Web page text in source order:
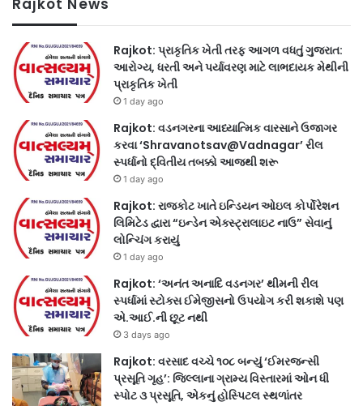
Rajkot News
Rajkot: પ્રાકૃતિક ખેતી તરફ આગળ વધતું ગુજરાત:
આરોગ્ય, ધરતી અને પર્યાવરણ માટે લાભદાયક મેથીની
પ્રાકૃતિક ખેતી
1 day ago
Rajkot: વડનગરના આધ્યાત્મિક વારસાને ઉજાગર
કરવા ‘Shravanotsav@Vadnagar’ રીલ
સ્પર્ધાનો દ્વિતીય તબક્કો આજથી શરૂ
1 day ago
Rajkot: રાજકોટ ખાતે ઇન્ડિયન ઓઇલ કોર્પોરેશન
લિમિટેડ દ્વારા “ઇન્ડેન એક્સ્ટ્રાલાઇટ નાઉ” સેવાનું
લોન્ચિંગ કરાયું
1 day ago
Rajkot: ‘અનંત અનાદિ વડનગર’ થીમની રીલ
સ્પર્ધામાં સ્ટોક્સ ઈમેજીસનો ઉપયોગ કરી શકાશે પણ
એ.આઈ.ની છૂટ નથી
3 days ago
Rajkot: વરસાદ વચ્ચે ૧૦૮ બન્યું ‘ઈમરજન્સી
પ્રસૂતિ ગૃહ’: જિલ્લાના ગ્રામ્ય વિસ્તારમાં ઓન ધી
સ્પોટ ૩ પ્રસૂતિ, એકનું હોસ્પિટલ સ્થળાંતર